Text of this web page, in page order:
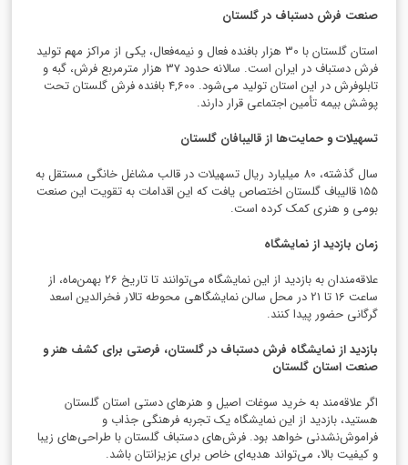
صنعت فرش دستباف در گلستان
استان گلستان با 30 هزار بافنده فعال و نیمه‌فعال، یکی از مراکز مهم تولید
فرش دستباف در ایران است. سالانه حدود 37 هزار مترمربع فرش، گبه و
تابلوفرش در این استان تولید می‌شود. 4,600 بافنده فرش گلستان تحت
پوشش بیمه تأمین اجتماعی قرار دارند.
تسهیلات و حمایت‌ها از قالیبافان گلستان
سال گذشته، 80 میلیارد ریال تسهیلات در قالب مشاغل خانگی مستقل به
155 قالیباف گلستان اختصاص یافت که این اقدامات به تقویت این صنعت
بومی و هنری کمک کرده است.
زمان بازدید از نمایشگاه
علاقه‌مندان به بازدید از این نمایشگاه می‌توانند تا تاریخ 26 بهمن‌ماه، از
ساعت 16 تا 21 در محل سالن نمایشگاهی محوطه تالار فخرالدین اسعد
گرگانی حضور پیدا کنند.
بازدید از نمایشگاه فرش دستباف در گلستان، فرصتی برای کشف هنر و
صنعت استان گلستان
اگر علاقه‌مند به خرید سوغات اصیل و هنرهای دستی استان گلستان
هستید، بازدید از این نمایشگاه یک تجربه فرهنگی جذاب و
فراموش‌نشدنی خواهد بود. فرش‌های دستباف گلستان با طراحی‌های زیبا
و کیفیت بالا، می‌تواند هدیه‌ای خاص برای عزیزانتان باشد.